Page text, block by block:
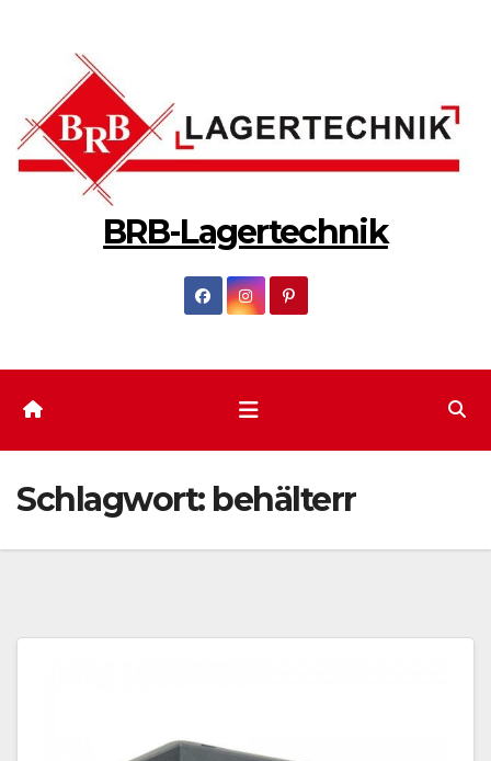
BRB-Lagertechnik
Schlagwort: behälterr